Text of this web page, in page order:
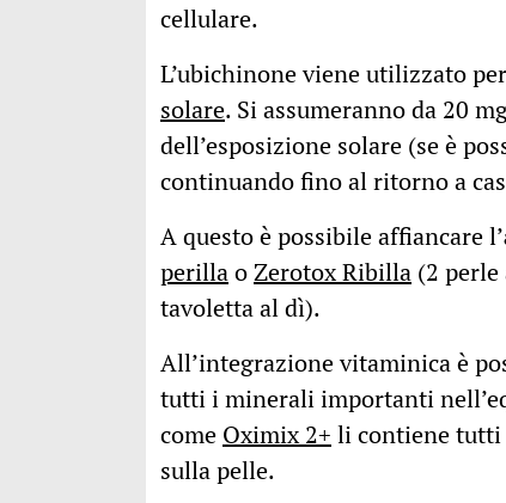
cellulare.
L’ubichinone viene utilizzato
solare. Si assumeranno da 20
dell’esposizione solare (se è
continuando fino al ritorno a
A questo è possibile affiancare l’
perillaoZerotox Ribilla (2
tavoletta al dì).
All’integrazione vitaminica è
tutti i minerali importanti
come Oximix 2+ li contiene tutti
sulla pelle.